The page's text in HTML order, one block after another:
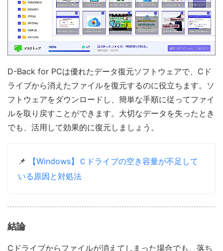
D-Back for PCは優れたデータ復元ソフトウェアで、Cド
ライブから消えたファイルを復元するのに役立ちます。ソ
フトウェアをダウンロードし、簡単な手順に従ってファイ
ルを取り戻すことができます。大切なデータを失ったとき
でも、活用して効果的に復元しましょう。
📌
【Windows】Ｃドライブの空き容量が不足して
いる原因と対処法
結論
Cドライブからファイルが消えてしまった場合でも、落ち